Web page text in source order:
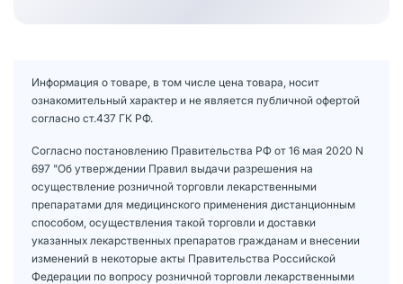
Информация о товаре, в том числе цена товара, носит
ознакомительный характер и не является публичной офертой
согласно ст.437 ГК РФ.
Согласно постановлению Правительства РФ от 16 мая 2020 N
697 "Об утверждении Правил выдачи разрешения на
осуществление розничной торговли лекарственными
препаратами для медицинского применения дистанционным
способом, осуществления такой торговли и доставки
указанных лекарственных препаратов гражданам и внесении
изменений в некоторые акты Правительства Российской
Федерации по вопросу розничной торговли лекарственными